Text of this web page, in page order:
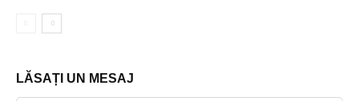
LĂSAȚI UN MESAJ